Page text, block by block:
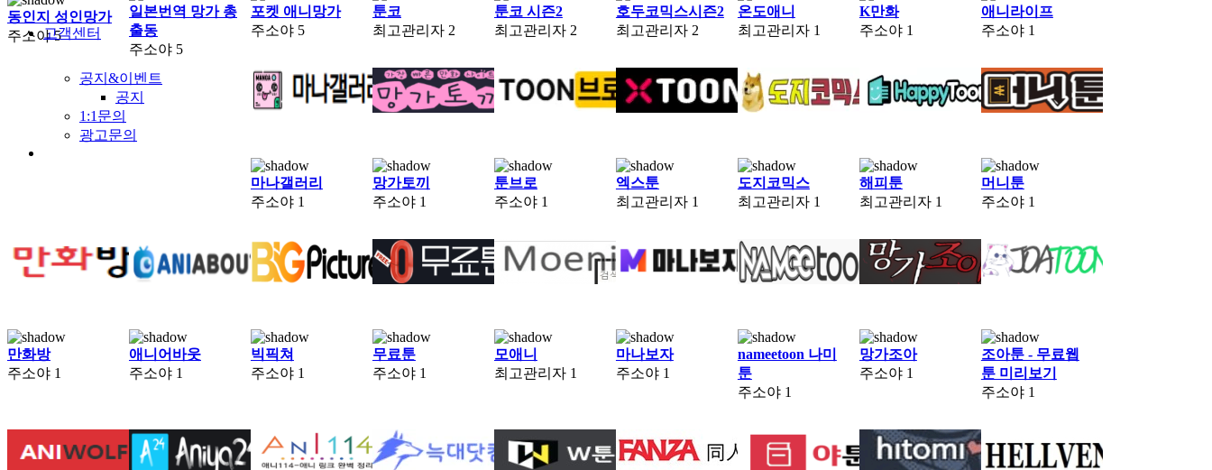
고객센터
공지&이벤트
공지
1:1문의
광고문의
동인지 성인망가
주소야 5
일본번역 망가 총
출동
주소야 5
포켓 애니망가
주소야 5
툰코
최고관리자 2
툰코 시즌2
최고관리자 2
호두코믹스시즌2
최고관리자 2
온도애니
최고관리자 1
K만화
주소야 1
애니라이프
주소야 1
마나갤러리
주소야 1
망가토끼
주소야 1
툰브로
주소야 1
엑스툰
최고관리자 1
도지코믹스
최고관리자 1
해피툰
최고관리자 1
머니툰
주소야 1
만화방
주소야 1
애니어바웃
주소야 1
빅픽쳐
주소야 1
무료툰
주소야 1
모애니
최고관리자 1
마나보자
주소야 1
nameetoon 나미
툰
주소야 1
망가조아
주소야 1
조아툰 - 무료웹
툰 미리보기
주소야 1